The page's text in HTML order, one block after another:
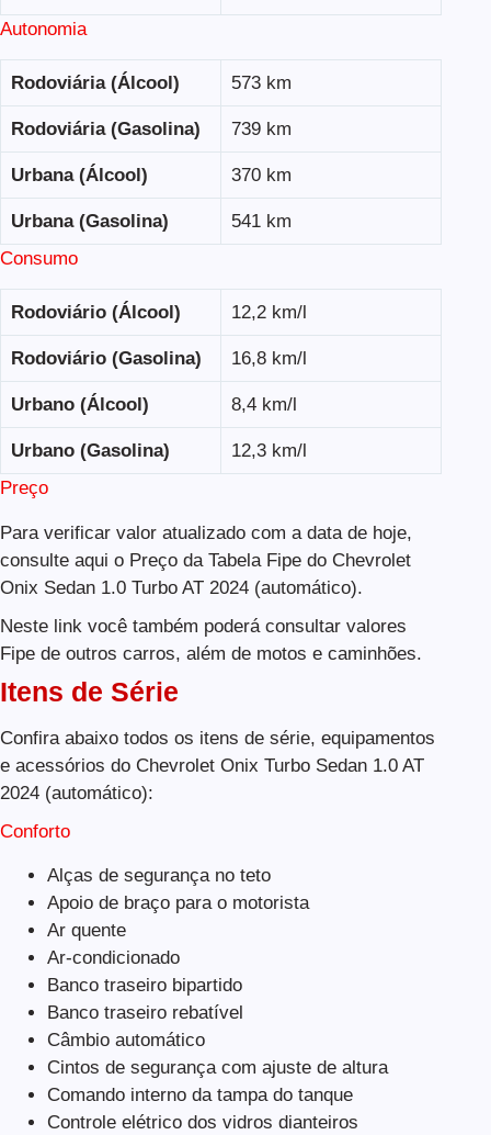
Autonomia
Rodoviária (Álcool) 573 km
Rodoviária (Gasolina) 739 km
Urbana (Álcool) 370 km
Urbana (Gasolina)
541 km
Consumo
Rodoviário (Álcool) 12,2 km/l
Rodoviário (Gasolina) 16,8 km/l
Urbano (Álcool) 8,4 km/l
Urbano (Gasolina)
12,3 km/l
Preço
Para verificar valor atualizado com a data de hoje,
consulte aqui o Preço da Tabela Fipe do Chevrolet
Onix Sedan 1.0 Turbo AT 2024 (automático).
Neste link você também poderá consultar valores
Fipe de outros carros, além de motos e caminhões.
Itens de Série
Confira abaixo todos os itens de série, equipamentos
e acessórios do Chevrolet Onix Turbo Sedan 1.0 AT
2024 (automático):
Conforto
Alças de segurança no teto
Apoio de braço para o motorista
Ar quente
Ar-condicionado
Banco traseiro bipartido
Banco traseiro rebatível
Câmbio automático
Cintos de segurança com ajuste de altura
Comando interno da tampa do tanque
Controle elétrico dos vidros dianteiros